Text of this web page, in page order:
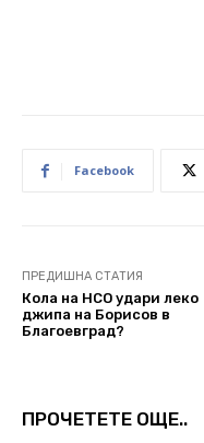
Facebook
ПРЕДИШНА СТАТИЯ
Кола на НСО удари леко
джипа на Борисов в
Благоевград?
ПРОЧЕТЕТЕ ОЩЕ..